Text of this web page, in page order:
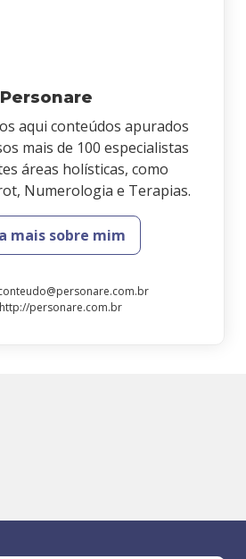
Personare
aqui conteúdos apurados
mais de 100 especialistas
áreas holísticas, como
Numerologia e Terapias.
mais sobre mim
http://personare.com.br